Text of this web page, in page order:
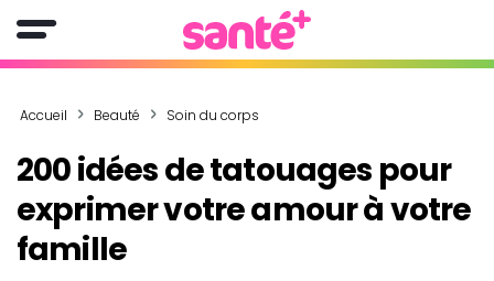
Accueil Beauté Soin du corps
200 idées de tatouages pour
exprimer votre amour à votre
famille